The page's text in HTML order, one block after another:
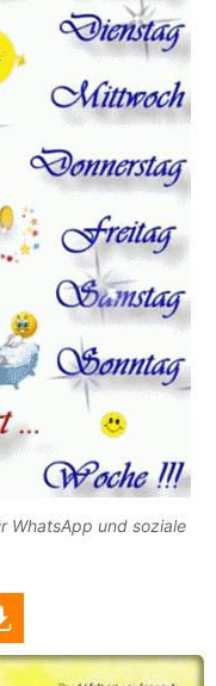
WhatsApp und soziale